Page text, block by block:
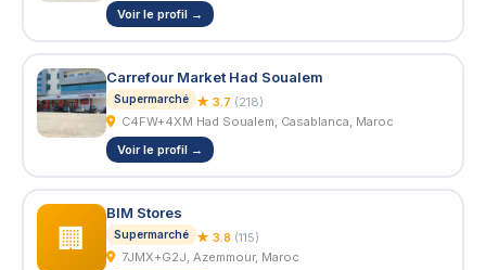
Voir le profil →
Carrefour Market Had Soualem
Supermarché ★ 3.7 (218)
C4FW+4XM Had Soualem, Casablanca, Maroc
Voir le profil →
🏢
BIM Stores
Supermarché ★ 3.8 (115)
7JMX+G2J, Azemmour, Maroc